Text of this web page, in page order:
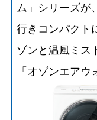
ム」シリーズが
行きコンパクト
ゾンと温風ミス
「オゾンエアウ